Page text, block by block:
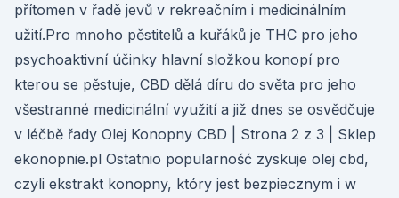
přítomen v řadě jevů v rekreačním i medicinálním
užití.Pro mnoho pěstitelů a kuřáků je THC pro jeho
psychoaktivní účinky hlavní složkou konopí pro
kterou se pěstuje, CBD dělá díru do světa pro jeho
všestranné medicinální využití a již dnes se osvědčuje
v léčbě řady Olej Konopny CBD | Strona 2 z 3 | Sklep
ekonopnie.pl Ostatnio popularność zyskuje olej cbd,
czyli ekstrakt konopny, który jest bezpiecznym i w